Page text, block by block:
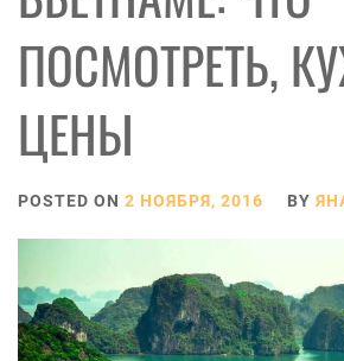
ПОСМОТРЕТЬ,
ЦЕНЫ
POSTED ON 2 НОЯБРЯ, 2016 BY